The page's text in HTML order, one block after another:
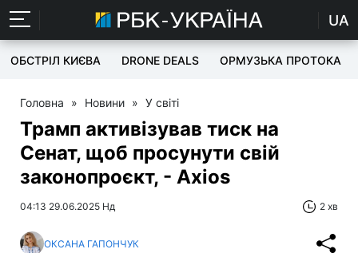
UA
ОБСТРІЛ КИЄВА DRONE DEALS ОРМУЗЬКА ПРОТОКА
Головна » Новини » У світі
Трамп активізував тиск на
Сенат, щоб просунути свій
законопроєкт, - Аxios
04:13 29.06.2025 Нд 2 хв
ОКСАНА ГАПОНЧУК